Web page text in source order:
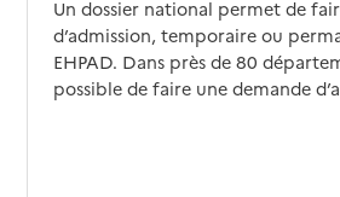
Un dossier national permet de
d’admission, temporaire ou
EHPAD. Dans près de 80
possible de faire une demande